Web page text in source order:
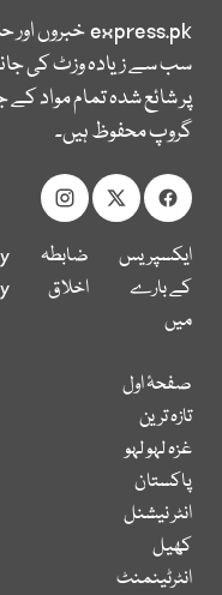
express.pkخبروں
سب سے زیادہ وزٹ کی
پر شائع شدہ تمام مواد
گروپ محفوظ ہیں۔
ایکسپریس
کے بارے
میں
ضابطہ
اخلاق
صفحۂ اول
تازہ ترین
غزہ لہو لہو
پاکستان
انٹر نیشنل
کھیل
انٹرٹینمنٹ